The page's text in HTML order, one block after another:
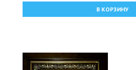
В КОРЗИНУ